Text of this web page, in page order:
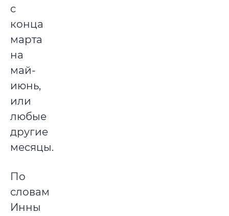
с
конца
марта
на
май-
июнь,
или
любые
другие
месяцы.
По
словам
Инны